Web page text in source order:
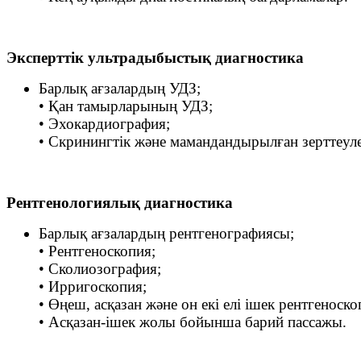
Эксперттік ультрадыбыстық диагностика
Барлық ағзалардың УДЗ;
• Қан тамырларының УДЗ;
• Эхокардиография;
• Скринингтік және мамандандырылған
Рентгенологиялық диагностика
Барлық ағзалардың рентгенографиясы;
• Рентгеноскопия;
• Сколиозография;
• Ирригоскопия;
• Өңеш, асқазан және он екі елі ішек
• Асқазан-ішек жолы бойынша барий пассажы.